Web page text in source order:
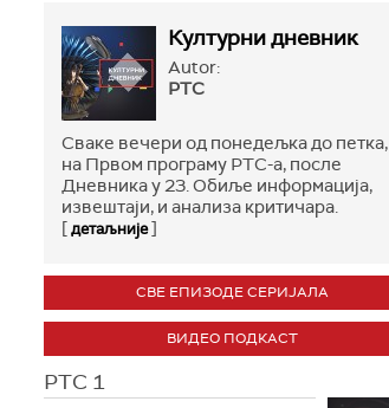
Културни дневник
Autor:
РТС
Сваке вечери од понедељка до петка,
на Првом програму РТС-а, после
Дневника у 23. Обиље информација,
извештаји, и анализа критичара.
[детаљније]
СВЕ ЕПИЗОДЕ СЕРИЈАЛА
ВИДЕО ПОДКАСТ
РТС 1